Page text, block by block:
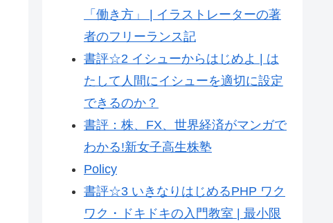
「働き方」 | イラストレーターの著
者のフリーランス記
書評☆2 イシューからはじめよ | は
たして人間にイシューを適切に設定
できるのか？
書評：株、FX、世界経済がマンガで
わかる!新女子高生株塾
Policy
書評☆3 いきなりはじめるPHP ワク
ワク・ドキドキの入門教室 | 最小限